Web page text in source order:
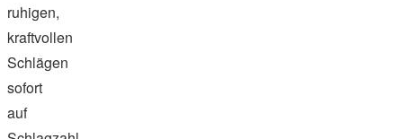
ruhigen,
kraftvollen
Schlägen
sofort
auf